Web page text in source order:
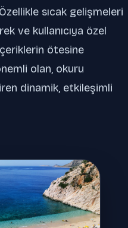
sıcak gelişmeleri
ve kullanıcıya özel
ötesine
olan, okuru
dinamik, etkileşimli